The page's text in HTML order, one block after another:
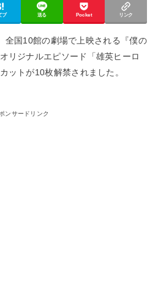
ブ 送る Pocket リンク
国10館の劇場で上映される『僕の
リジナルエピソード「雄英ヒーロ
ットが10枚解禁されました。
ンサードリンク